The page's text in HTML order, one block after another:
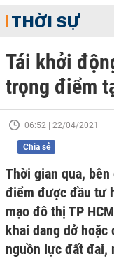
THỜI SỰ
Tái khởi
trọng điểm
06:52 | 22/04/2021
Chia sẻ
Thời gian qua,
điểm được đầu tư
mạo đô thị TP
khai dang dở
nguồn lực đất đai,